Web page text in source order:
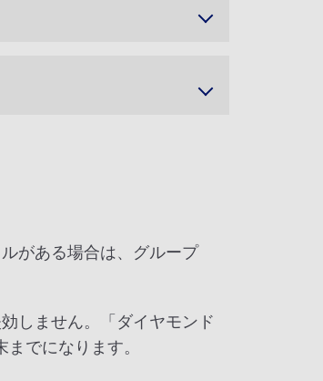
がある場合は、グループ
しません。「ダイヤモンド
でになります。